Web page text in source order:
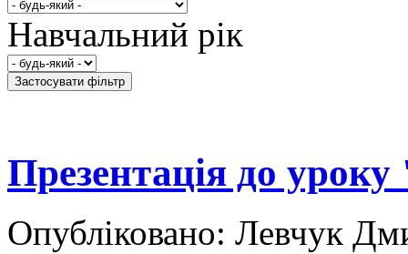
Навчальний рік
Презентація до
Опубліковано: Левчук